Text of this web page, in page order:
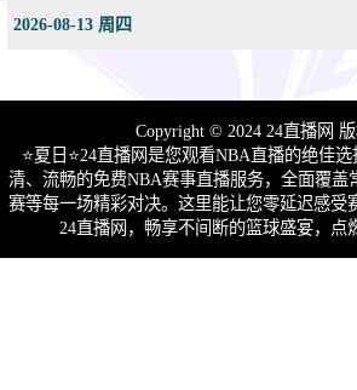
2026-08-13 周四
Copyright © 2024 24直播网
⭐️夏日⭐24直播网是您观看NBA直播的绝佳
清、流畅的免费NBA赛事直播服务，全面覆盖
赛等每一场精彩对决。这里能让您零延迟感受
24直播网，畅享不间断的篮球盛宴，点